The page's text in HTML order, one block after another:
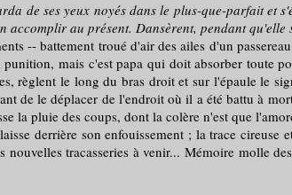
de ses yeux noyés dans le plus-que-parfait et
au présent. Dansèrent, pendant qu'elle
battement troué d'air des ailes d'un
mais c'est papa qui doit absorber toute
règlent le long du bras droit et sur l'épaule le
de le déplacer de l'endroit où il a été battu à
la pluie des coups, dont la colère n'est que
derrière son enfouissement ; la trace cireuse
tracasseries à venir... Mémoire molle